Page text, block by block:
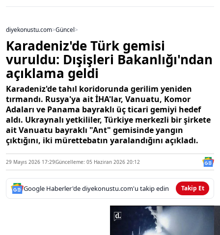
diyekonustu.com>Güncel>
Karadeniz'de Türk gemisi
vuruldu: Dışişleri Bakanlığı'ndan
açıklama geldi
Karadeniz'de tahıl koridorunda gerilim yeniden
tırmandı. Rusya'ya ait İHA'lar, Vanuatu, Komor
Adaları ve Panama bayraklı üç ticari gemiyi hedef
aldı. Ukraynalı yetkililer, Türkiye merkezli bir şirkete
ait Vanuatu bayraklı "Ant" gemisinde yangın
çıktığını, iki mürettebatın yaralandığını açıkladı.
29 Mayıs 2026 17:29Güncelleme: 05 Haziran 2026 20:12
Google Haberler'de diyekonustu.com'u takip edin Takip Et